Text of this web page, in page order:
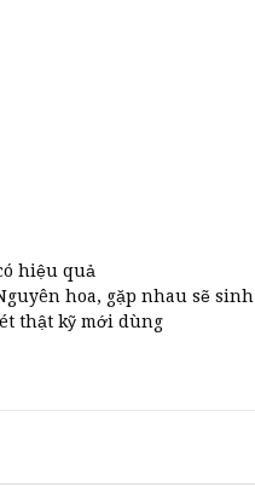
hiệu quả
hoa, gặp nhau sẽ sinh
thật kỹ mới dùng